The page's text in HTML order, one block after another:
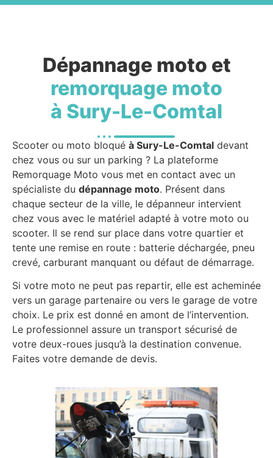
Dépannage moto et
remorquage moto
à Sury-Le-Comtal
Scooter ou moto bloqué à Sury-Le-Comtal devant
chez vous ou sur un parking ? La plateforme
Remorquage Moto vous met en contact avec un
spécialiste du dépannage moto. Présent dans
chaque secteur de la ville, le dépanneur intervient
chez vous avec le matériel adapté à votre moto ou
scooter. Il se rend sur place dans votre quartier et
tente une remise en route : batterie déchargée, pneu
crevé, carburant manquant ou défaut de démarrage.
Si votre moto ne peut pas repartir, elle est acheminée
vers un garage partenaire ou vers le garage de votre
choix. Le prix est donné en amont de l’intervention.
Le professionnel assure un transport sécurisé de
votre deux-roues jusqu’à la destination convenue.
Faites votre demande de devis.